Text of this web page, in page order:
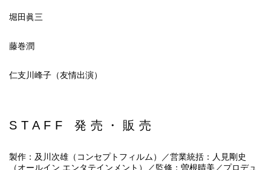
堀田眞三
藤巻潤
仁支川峰子（友情出演）
STAFF 発売・販売
製作：及川次雄（コンセプトフィルム）／営業統括：人見剛史
（オールイン エンタテインメント）／監修：曽根晴美／プロデュ